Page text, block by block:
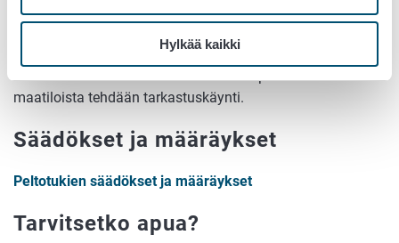
Hylkää kaikki
tukihakemukset ja varmistaa, että tuen ehdot täyttyvät.
Tämän lisäksi vuosittain noin kahdelle prosentille
maatiloista tehdään tarkastuskäynti.
Säädökset ja määräykset
Peltotukien säädökset ja määräykset
Tarvitsetko apua?